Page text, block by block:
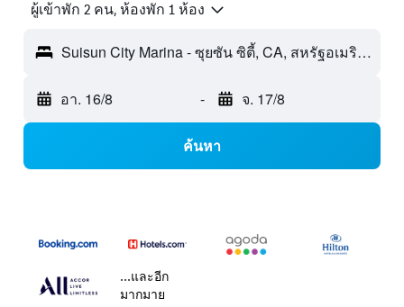
ผู้เข้าพัก 2 คน, ห้องพัก 1 ห้อง
Suisun City Marina - ซุยซัน ซิตี้, CA, สหรัฐอเมริกา
อา. 16/8 - จ. 17/8
ค้นหา
...และอีก
มากมาย